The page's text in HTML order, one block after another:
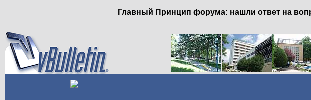
Главный Принцип форума: нашли ответ на